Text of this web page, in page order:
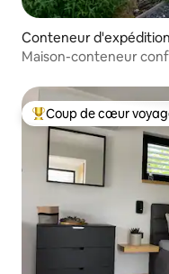
Conteneur
Maison-conteneur
Coup de cœur
Coup de cœur